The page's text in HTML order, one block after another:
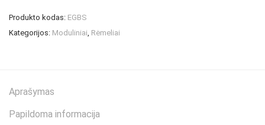
Produkto kodas: EGBS
Kategorijos: Moduliniai, Rėmeliai
Aprašymas
Papildoma informacija